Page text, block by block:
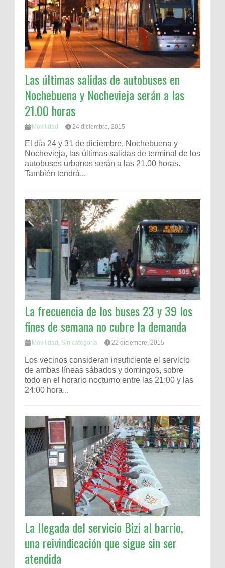
Las últimas salidas de autobuses en
Nochebuena y Nochevieja serán a las
21.00 horas
Movilidad 24 diciembre, 2015
El día 24 y 31 de diciembre, Nochebuena y
Nochevieja, las últimas salidas de terminal de los
autobuses urbanos serán a las 21.00 horas.
También tendrá...
La frecuencia de los buses 23 y 39 los
fines de semana no cubre la demanda
Movilidad , Sin categoría 22 diciembre, 2015
Los vecinos consideran insuficiente el servicio
de ambas líneas sábados y domingos, sobre
todo en el horario nocturno entre las 21:00 y las
24:00 hora...
La llegada del servicio Bizi al barrio,
una reivindicación que sigue sin ser
atendida